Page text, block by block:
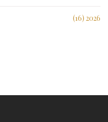
2026 (16)